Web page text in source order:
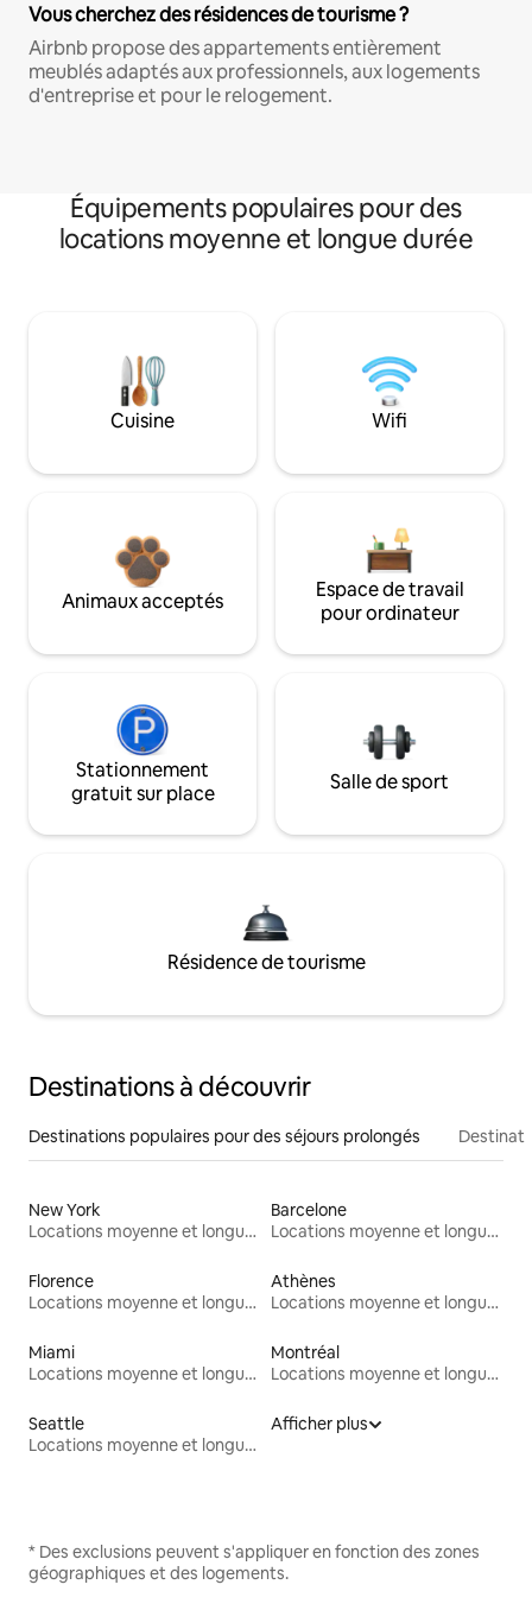
Vous cherchez des résidences de tourisme ?
Airbnb propose des appartements entièrement
meublés adaptés aux professionnels, aux logements
d'entreprise et pour le relogement.
Équipements populaires pour des
locations moyenne et longue durée
Cuisine Wifi
Animaux acceptés
Espace de travail
pour ordinateur
Stationnement
gratuit sur place
Salle de sport
Résidence de tourisme
Destinations à découvrir
Destinations populaires pour des séjours prolongés
New York
Locations moyenne et longue durée
Barcelone
Locations moyenne et longue durée
Florence
Locations moyenne et longue durée
Athènes
Locations moyenne et longue durée
Miami
Locations moyenne et longue durée
Montréal
Locations moyenne et longue durée
Seattle
Locations moyenne et longue durée
Afficher plus
* Des exclusions peuvent s'appliquer en fonction des zones
géographiques et des logements.